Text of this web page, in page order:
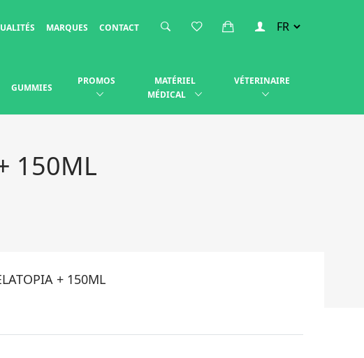
MARQUES CONTACT
GUMMIES
PROMOS
MATÉRIEL
MÉDICAL
VÉTERINAIRE
150ML
+ 150ML